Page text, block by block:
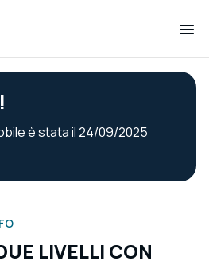
è stata il 24/09/2025
LIVELLI CON